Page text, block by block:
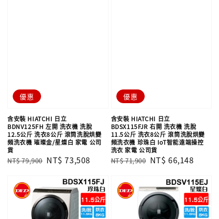
優惠
含安裝 HIATCHI 日立
BDNV125FH 左開 洗衣機 洗脫
12.5公斤 洗衣8公斤 滾筒洗脫烘變
頻洗衣機 璀璨金/星燦白 家電 公司
貨
Regular
NT$ 79,900 Sale
NT$ 73,508
優惠
含安裝 HIATCHI 日立
BDSX115FJR 右開 洗衣機 洗脫
11.5公斤 洗衣8公斤 滾筒洗脫烘變
頻洗衣機 珍珠白 IoT智能遠端操控
洗衣 家電 公司貨
Regular
NT$ 71,900 Sale
NT$ 66,148